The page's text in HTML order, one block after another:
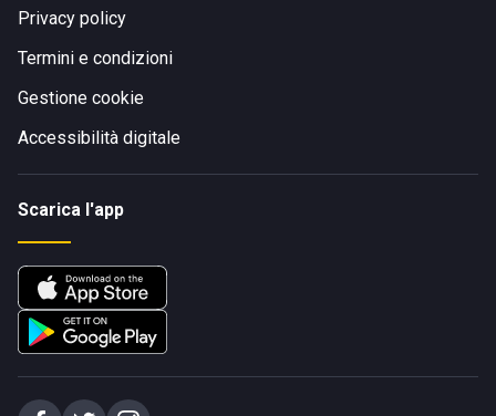
Privacy policy
Termini e condizioni
Gestione cookie
Accessibilità digitale
Scarica l'app